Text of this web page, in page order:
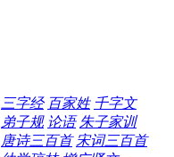
三字经 百家姓 千字文
弟子规 论语 朱子家训
唐诗三百首 宋词三百首